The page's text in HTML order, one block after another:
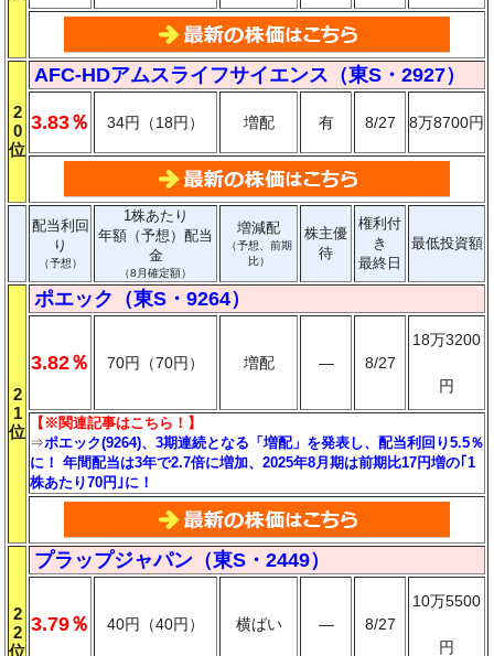
2
0
位
AFC-HDアムスライフサイエンス（東S・2927）
3.83％ 34円（18円） 増配 有 8/27 8万8700円
配当利回
り
（予想）
1株あたり
年額（予想）配当
金
（8月確定額）
増減配
（予想、前期
比）
株主優
待
権利付
き
最終日
最低投資額
2
1
位
ポエック（東S・9264）
3.82％ 70円（70円） 増配 ― 8/27
18万3200
円
【※関連記事はこちら！】
⇒ポエック(9264)、3期連続となる「増配」を発表し、配当利回り5.5％
に！ 年間配当は3年で2.7倍に増加、2025年8月期は前期比17円増の｢1
株あたり70円｣に！
2
2
位
プラップジャパン（東S・2449）
3.79％ 40円（40円） 横ばい ― 8/27
10万5500
円